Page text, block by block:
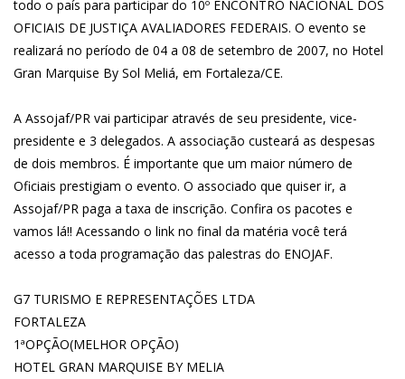
todo o país para participar do 10º ENCONTRO NACIONAL DOS
OFICIAIS DE JUSTIÇA AVALIADORES FEDERAIS. O evento se
realizará no período de 04 a 08 de setembro de 2007, no Hotel
Gran Marquise By Sol Meliá, em Fortaleza/CE.
A Assojaf/PR vai participar através de seu presidente, vice-
presidente e 3 delegados. A associação custeará as despesas
de dois membros. É importante que um maior número de
Oficiais prestigiam o evento. O associado que quiser ir, a
Assojaf/PR paga a taxa de inscrição. Confira os pacotes e
vamos lá!! Acessando o link no final da matéria você terá
acesso a toda programação das palestras do ENOJAF.
G7 TURISMO E REPRESENTAÇÕES LTDA
FORTALEZA
1ªOPÇÃO(MELHOR OPÇÃO)
HOTEL GRAN MARQUISE BY MELIA